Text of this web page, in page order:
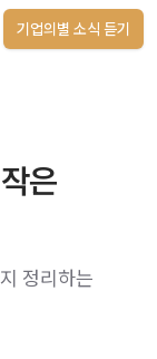
기업의별 소식 듣기
은
정리하는